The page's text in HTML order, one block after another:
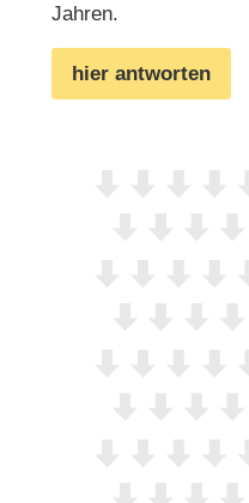
Jahren.
hier antworten